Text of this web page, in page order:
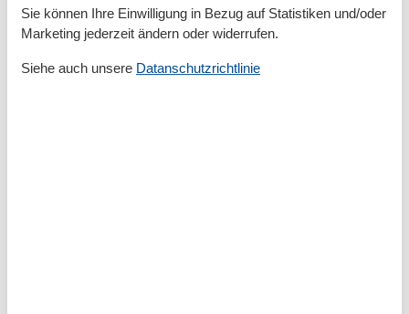
• Die Wohnung verfügt über einen Tiefgarage, der
zusätzlich kostenpflichtig ist.
Sie können Ihre Einwilligung in Bezug auf Statistiken und/oder
Marketing jederzeit ändern oder widerrufen.
Siehe auch unsere Datanschutzrichtlinie